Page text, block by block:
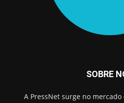
SOBRE
A PressNet surge no